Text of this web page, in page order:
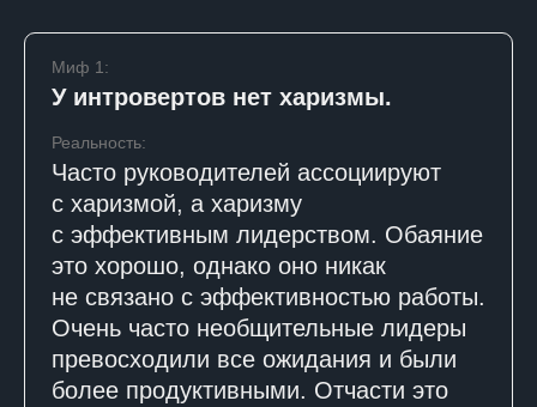
Миф 1:
У интровертов нет харизмы.
Реальность:
Часто руководителей ассоциируют
с харизмой, а харизму
с эффективным лидерством. Обаяние
это хорошо, однако оно никак
не связано с эффективностью работы.
Очень часто необщительные лидеры
превосходили все ожидания и были
более продуктивными. Отчасти это